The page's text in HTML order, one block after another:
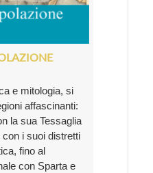
e mitologia, si
affascinanti:
la sua Tessaglia
i suoi distretti
fino al
con Sparta e